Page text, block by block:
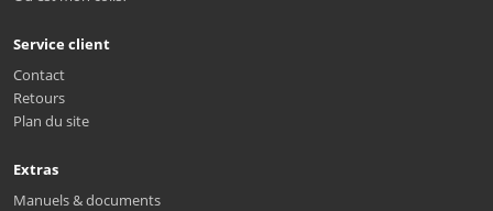
Service client
Contact
Retours
Plan du site
Extras
Manuels & documents